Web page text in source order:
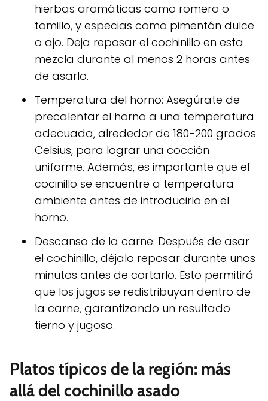
hierbas aromáticas como romero o
tomillo, y especias como pimentón dulce
o ajo. Deja reposar el cochinillo en esta
mezcla durante al menos 2 horas antes
de asarlo.
Temperatura del horno: Asegúrate de
precalentar el horno a una temperatura
adecuada, alrededor de 180-200 grados
Celsius, para lograr una cocción
uniforme. Además, es importante que el
cocinillo se encuentre a temperatura
ambiente antes de introducirlo en el
horno.
Descanso de la carne: Después de asar
el cochinillo, déjalo reposar durante unos
minutos antes de cortarlo. Esto permitirá
que los jugos se redistribuyan dentro de
la carne, garantizando un resultado
tierno y jugoso.
Platos típicos de la región: más
allá del cochinillo asado